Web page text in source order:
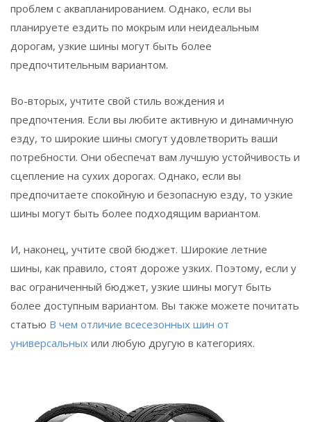
проблем с аквапланированием. Однако, если вы
планируете ездить по мокрым или неидеальным
дорогам, узкие шины могут быть более
предпочтительным вариантом.
Во-вторых, учтите свой стиль вождения и
предпочтения. Если вы любите активную и динамичную
езду, то широкие шины смогут удовлетворить ваши
потребности. Они обеспечат вам лучшую устойчивость и
сцепление на сухих дорогах. Однако, если вы
предпочитаете спокойную и безопасную езду, то узкие
шины могут быть более подходящим вариантом.
И, наконец, учтите свой бюджет. Широкие летние
шины, как правило, стоят дороже узких. Поэтому, если у
вас ограниченный бюджет, узкие шины могут быть
более доступным вариантом. Вы также можете почитать
статью В чем отличие всесезонных шин от
универсальных или любую другую в категориях.